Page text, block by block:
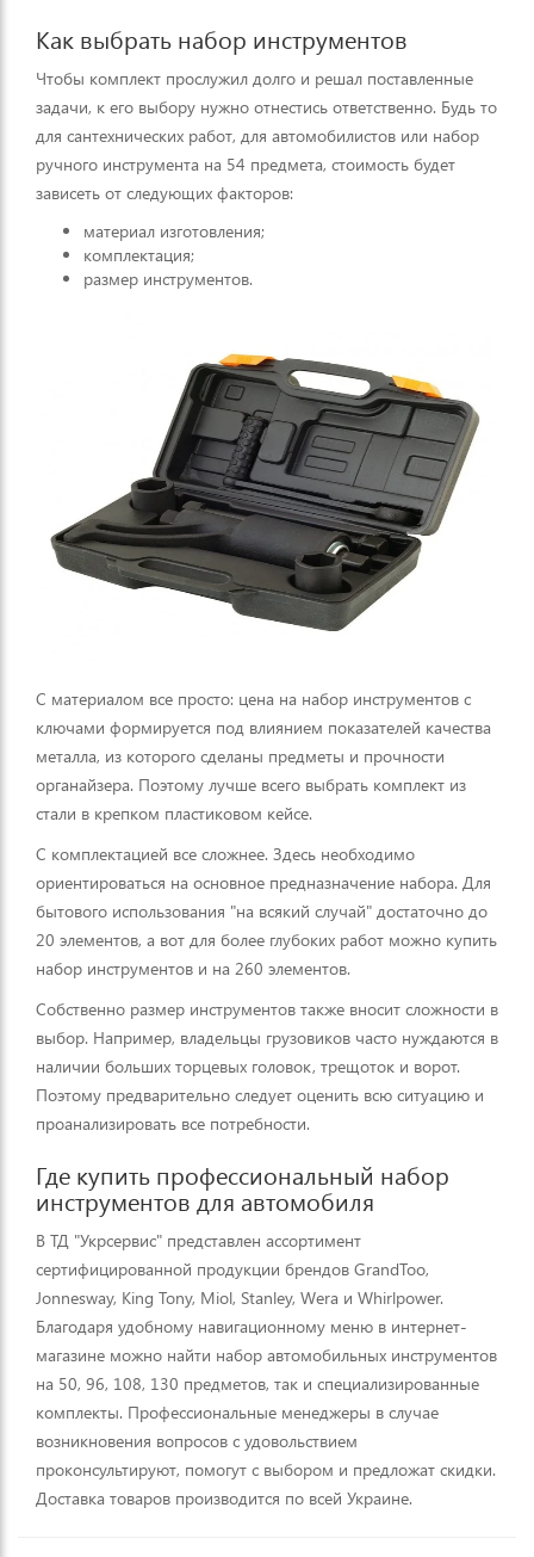
Как выбрать набор инструментов
Чтобы комплект прослужил долго и решал поставленные
задачи, к его выбору нужно отнестись ответственно. Будь то
для сантехнических работ, для автомобилистов или набор
ручного инструмента на 54 предмета, стоимость будет
зависеть от следующих факторов:
материал изготовления;
комплектация;
размер инструментов.
С материалом все просто: цена на набор инструментов с
ключами формируется под влиянием показателей качества
металла, из которого сделаны предметы и прочности
органайзера. Поэтому лучше всего выбрать комплект из
стали в крепком пластиковом кейсе.
С комплектацией все сложнее. Здесь необходимо
ориентироваться на основное предназначение набора. Для
бытового использования "на всякий случай" достаточно до
20 элементов, а вот для более глубоких работ можно купить
набор инструментов и на 260 элементов.
Собственно размер инструментов также вносит сложности в
выбор. Например, владельцы грузовиков часто нуждаются в
наличии больших торцевых головок, трещоток и ворот.
Поэтому предварительно следует оценить всю ситуацию и
проанализировать все потребности.
Где купить профессиональный набор
инструментов для автомобиля
В ТД "Укрсервис" представлен ассортимент
сертифицированной продукции брендов GrandToo,
Jonnesway, King Tony, Miol, Stanley, Wera и Whirlpower.
Благодаря удобному навигационному меню в интернет-
магазине можно найти набор автомобильных инструментов
на 50, 96, 108, 130 предметов, так и специализированные
комплекты. Профессиональные менеджеры в случае
возникновения вопросов с удовольствием
проконсультируют, помогут с выбором и предложат скидки.
Доставка товаров производится по всей Украине.